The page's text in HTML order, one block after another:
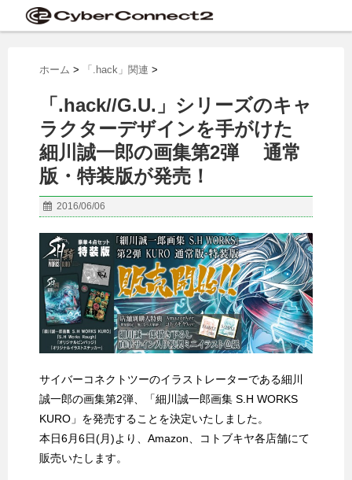
ホーム > 「.hack」関連 >
「.hack//G.U.」シリーズのキャ
ラクターデザインを手がけた
細川誠一郎の画集第2弾 通常
版・特装版が発売！
2016/06/06
サイバーコネクトツーのイラストレーターである細川
誠一郎の画集第2弾、「細川誠一郎画集 S.H WORKS
KURO」を発売することを決定いたしました。
本日6月6日(月)より、Amazon、コトブキヤ各店舗にて
販売いたします。